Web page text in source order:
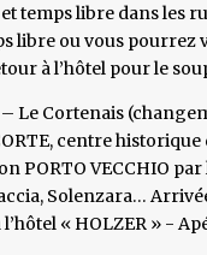
temps libre dans les
libre ou vous
à l’hôtel pour le
Le Cortenais
centre historique
PORTO VECCHIO
Solenzara…
« HOLZER » -